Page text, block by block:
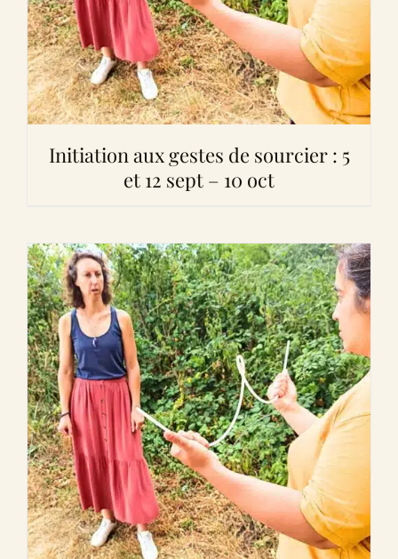
Initiation aux gestes de sourcier : 5
et 12 sept – 10 oct